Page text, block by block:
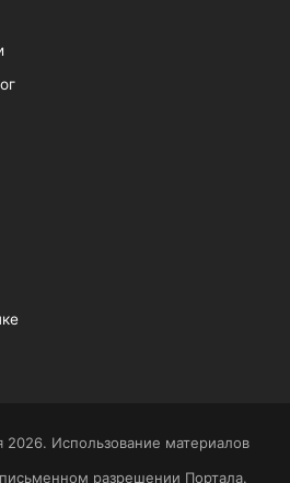
Использование материалов
разрешении Портала.